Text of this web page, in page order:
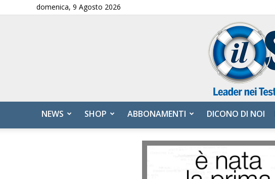
domenica, 9 Agosto 2026
NEWS SHOP ABBONAMENTI DICONO DI NOI